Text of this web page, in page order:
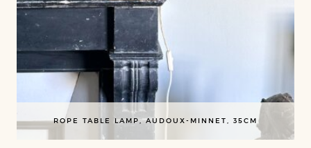
ROPE TABLE LAMP, AUDOUX-MINNET, 35CM